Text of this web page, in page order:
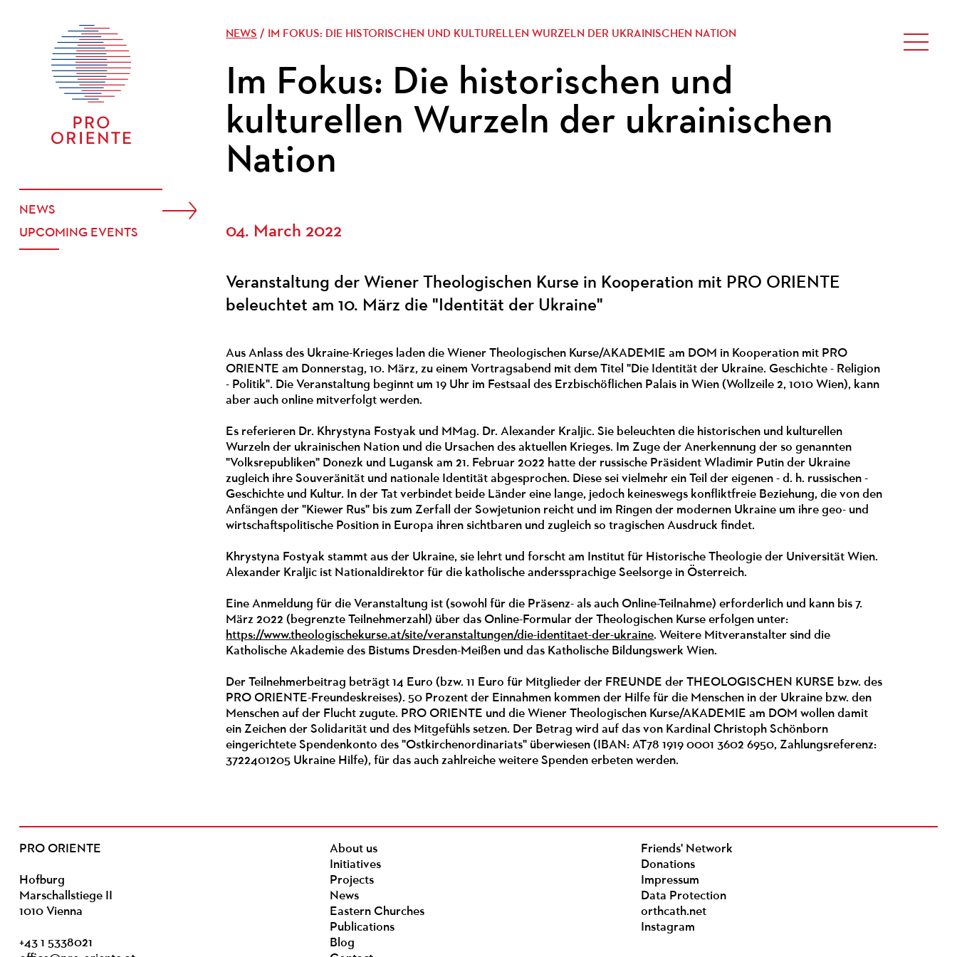
NEWS
UPCOMING EVENTS
NEWS / IM FOKUS: DIE HISTORISCHEN UND KULTURELLEN WURZELN DER UKRAINISCHEN NATION
Im Fokus: Die historischen und
kulturellen Wurzeln der ukrainischen
Nation
04. March 2022
Veranstaltung der Wiener Theologischen Kurse in Kooperation mit PRO ORIENTE
beleuchtet am 10. März die "Identität der Ukraine"
Aus Anlass des Ukraine-Krieges laden die Wiener Theologischen Kurse/AKADEMIE am DOM in Kooperation mit PRO
ORIENTE am Donnerstag, 10. März, zu einem Vortragsabend mit dem Titel "Die Identität der Ukraine. Geschichte - Religion
- Politik". Die Veranstaltung beginnt um 19 Uhr im Festsaal des Erzbischöflichen Palais in Wien (Wollzeile 2, 1010 Wien), kann
aber auch online mitverfolgt werden.
Es referieren Dr. Khrystyna Fostyak und MMag. Dr. Alexander Kraljic. Sie beleuchten die historischen und kulturellen
Wurzeln der ukrainischen Nation und die Ursachen des aktuellen Krieges. Im Zuge der Anerkennung der so genannten
"Volksrepubliken" Donezk und Lugansk am 21. Februar 2022 hatte der russische Präsident Wladimir Putin der Ukraine
zugleich ihre Souveränität und nationale Identität abgesprochen. Diese sei vielmehr ein Teil der eigenen - d. h. russischen -
Geschichte und Kultur. In der Tat verbindet beide Länder eine lange, jedoch keineswegs konfliktfreie Beziehung, die von den
Anfängen der "Kiewer Rus" bis zum Zerfall der Sowjetunion reicht und im Ringen der modernen Ukraine um ihre geo- und
wirtschaftspolitische Position in Europa ihren sichtbaren und zugleich so tragischen Ausdruck findet.
Khrystyna Fostyak stammt aus der Ukraine, sie lehrt und forscht am Institut für Historische Theologie der Universität Wien.
Alexander Kraljic ist Nationaldirektor für die katholische anderssprachige Seelsorge in Österreich.
Eine Anmeldung für die Veranstaltung ist (sowohl für die Präsenz- als auch Online-Teilnahme) erforderlich und kann bis 7.
März 2022 (begrenzte Teilnehmerzahl) über das Online-Formular der Theologischen Kurse erfolgen unter:
https://www.theologischekurse.at/site/veranstaltungen/die-identitaet-der-ukraine. Weitere Mitveranstalter sind die
Katholische Akademie des Bistums Dresden-Meißen und das Katholische Bildungswerk Wien.
Der Teilnehmerbeitrag beträgt 14 Euro (bzw. 11 Euro für Mitglieder der FREUNDE der THEOLOGISCHEN KURSE bzw. des
PRO ORIENTE-Freundeskreises). 50 Prozent der Einnahmen kommen der Hilfe für die Menschen in der Ukraine bzw. den
Menschen auf der Flucht zugute. PRO ORIENTE und die Wiener Theologischen Kurse/AKADEMIE am DOM wollen damit
ein Zeichen der Solidarität und des Mitgefühls setzen. Der Betrag wird auf das von Kardinal Christoph Schönborn
eingerichtete Spendenkonto des "Ostkirchenordinariats" überwiesen (IBAN: AT78 1919 0001 3602 6950, Zahlungsreferenz:
3722401205 Ukraine Hilfe), für das auch zahlreiche weitere Spenden erbeten werden.
PRO ORIENTE
Hofburg
Marschallstiege II
1010 Vienna
+43 1 5338021
About us
Initiatives
Projects
News
Eastern Churches
Publications
Blog
Friends' Network
Donations
Impressum
Data Protection
orthcath.net
Instagram